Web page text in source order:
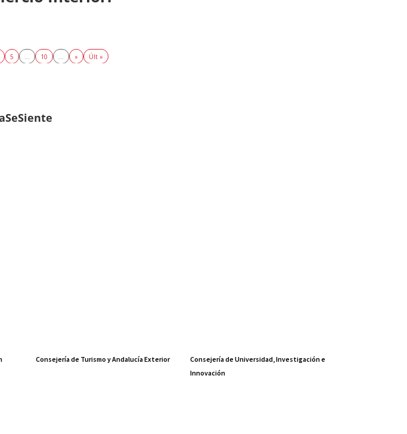
5 10 » Últ »
Consejería de Turismo y Andalucía Exterior
Consejería de Universidad, Investigación e
Innovación